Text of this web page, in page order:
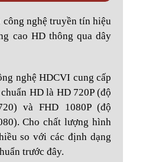
nghệ truyền tín hiệu
cao HD thông qua dây
nghệ HDCVI cung cấp
HD là HD 720P (độ
và FHD 1080P (độ
Cho chất lượng hình
so với các định dạng
trước đây.